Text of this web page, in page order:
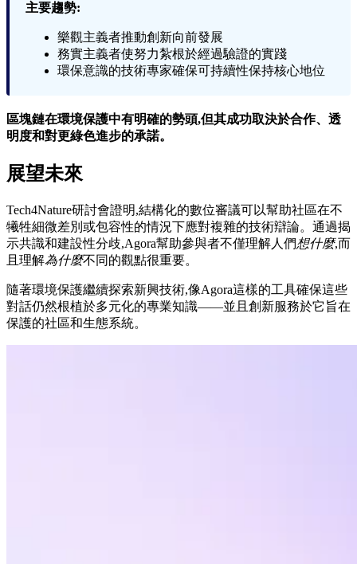
主要趨勢:
樂觀主義者推動創新向前發展
務實主義者使努力紮根於經過驗證的實踐
環保意識的技術專家確保可持續性保持核心地位
區塊鏈在環境保護中有明確的勢頭,但其成功取決於合作、透
明度和對更綠色進步的承諾。
展望未來
Tech4Nature研討會證明,結構化的數位審議可以幫助社區在不
犧牲細微差別或包容性的情況下應對複雜的技術辯論。通過揭
示共識和建設性分歧,Agora幫助參與者不僅理解人們想什麼,而
且理解為什麼不同的觀點很重要。
隨著環境保護繼續探索新興技術,像Agora這樣的工具確保這些
對話仍然根植於多元化的專業知識——並且創新服務於它旨在
保護的社區和生態系統。